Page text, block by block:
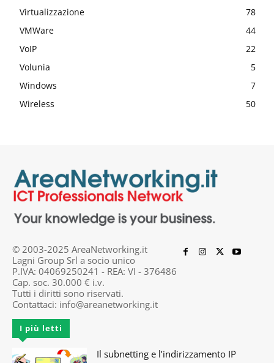
Virtualizzazione
78
VMWare
44
VoIP
22
Volunia
5
Windows
7
Wireless
50
© 2003-2025 AreaNetworking.it
Lagni Group Srl a socio unico
P.IVA: 04069250241 - REA: VI - 376486
Cap. soc. 30.000 € i.v.
Tutti i diritti sono riservati.
Contattaci: info@areanetworking.it
I più letti
Il subnetting e l’indirizzamento IP